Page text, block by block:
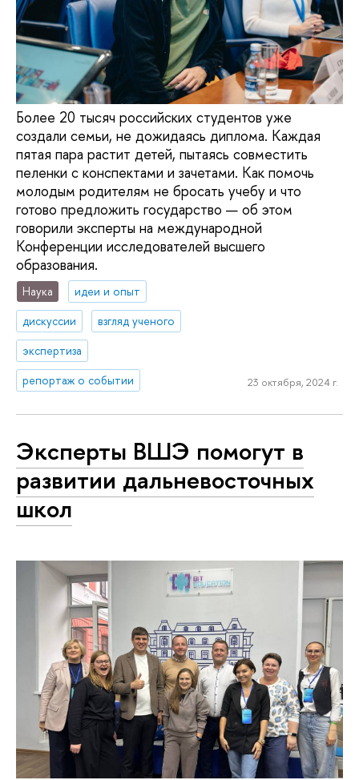
Более 20 тысяч российских студентов уже
создали семьи, не дожидаясь диплома. Каждая
пятая пара растит детей, пытаясь совместить
пеленки с конспектами и зачетами. Как помочь
молодым родителям не бросать учебу и что
готово предложить государство — об этом
говорили эксперты на международной
Конференции исследователей высшего
образования.
Наука
идеи и опыт
дискуссии
взгляд ученого
экспертиза
репортаж о событии
23 октября, 2024 г.
Эксперты ВШЭ помогут в
развитии дальневосточных
школ